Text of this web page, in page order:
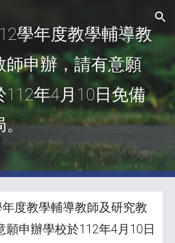
Skip to navigation
學年度教學輔導教
師申辦，請有意願
112年4月10日免備
。
度教學輔導教師及研究教
願申辦學校於112年4月10日